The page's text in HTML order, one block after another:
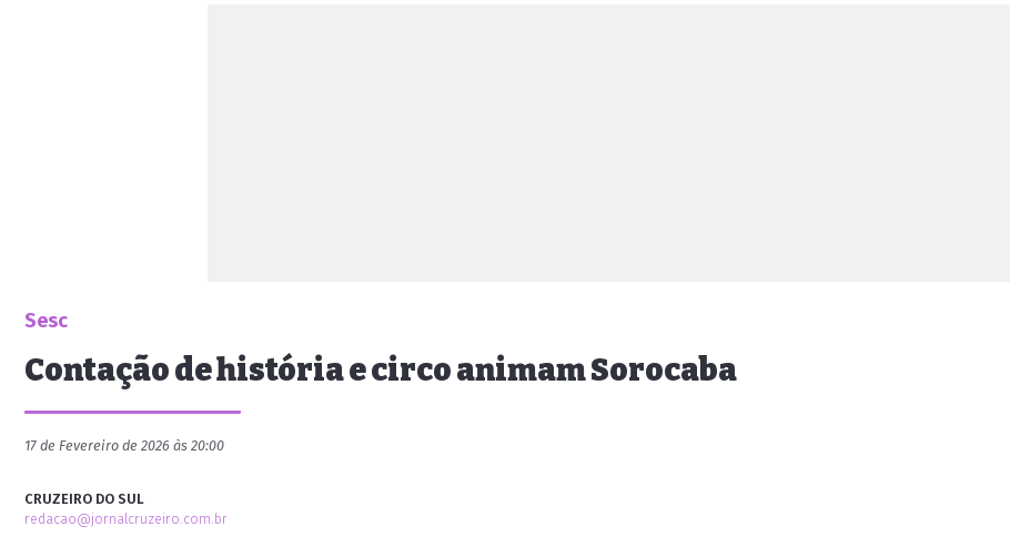
Sesc
Contação de história e circo animam Sorocaba
17 de Fevereiro de 2026 às 20:00
CRUZEIRO DO SUL
redacao@jornalcruzeiro.com.br